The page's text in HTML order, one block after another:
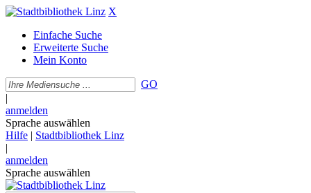
X
Einfache Suche
Erweiterte Suche
Mein Konto
GO
|
anmelden
Sprache auswählen
Hilfe | Stadtbibliothek Linz
|
anmelden
Sprache auswählen